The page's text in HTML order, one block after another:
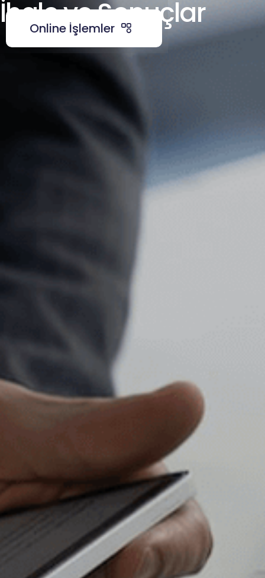
Online İşlemler
İhale ve Sonuçlar